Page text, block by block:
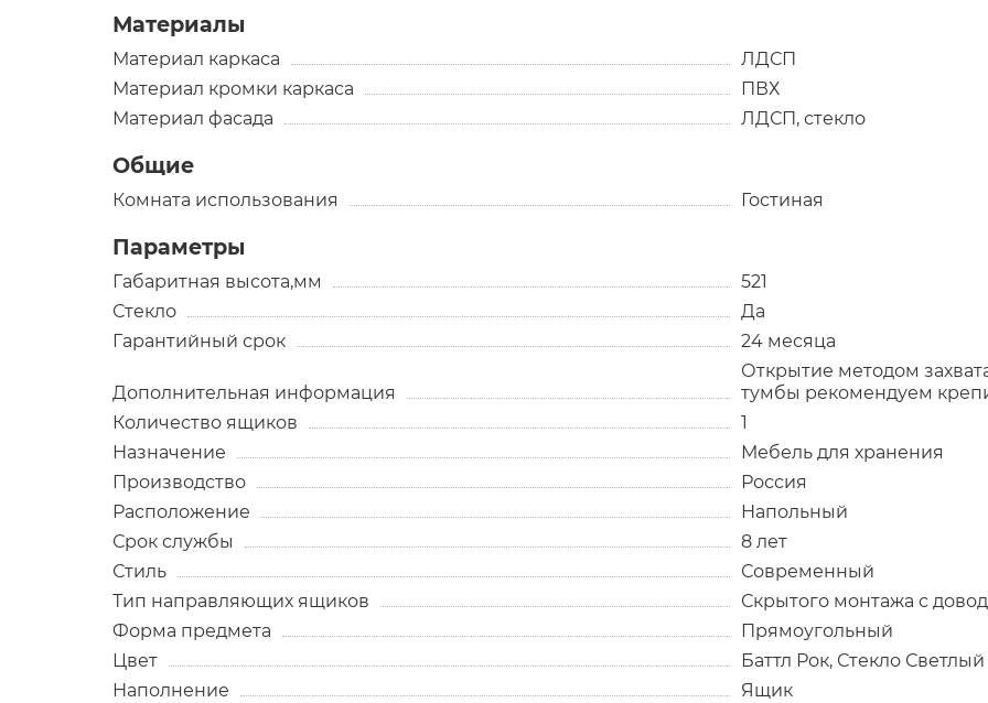
Материалы
Материал каркаса
ЛДСП
Материал кромки каркаса
ПВХ
Материал фасада
ЛДСП, стекло
Общие
Комната использования Гостиная
Параметры
Габаритная высота,мм
521
Стекло
Да
Гарантийный срок
24 месяца
Дополнительная информация
Открытие методом
тумбы рекомендуем
Количество ящиков
1
Назначение
Мебель для хранения
Производство
Россия
Расположение
Напольный
Срок службы
8 лет
Стиль
Современный
Тип направляющих ящиков
Скрытого монтажа с
Форма предмета
Прямоугольный
Цвет
Баттл Рок, Стекло
Наполнение
Ящик